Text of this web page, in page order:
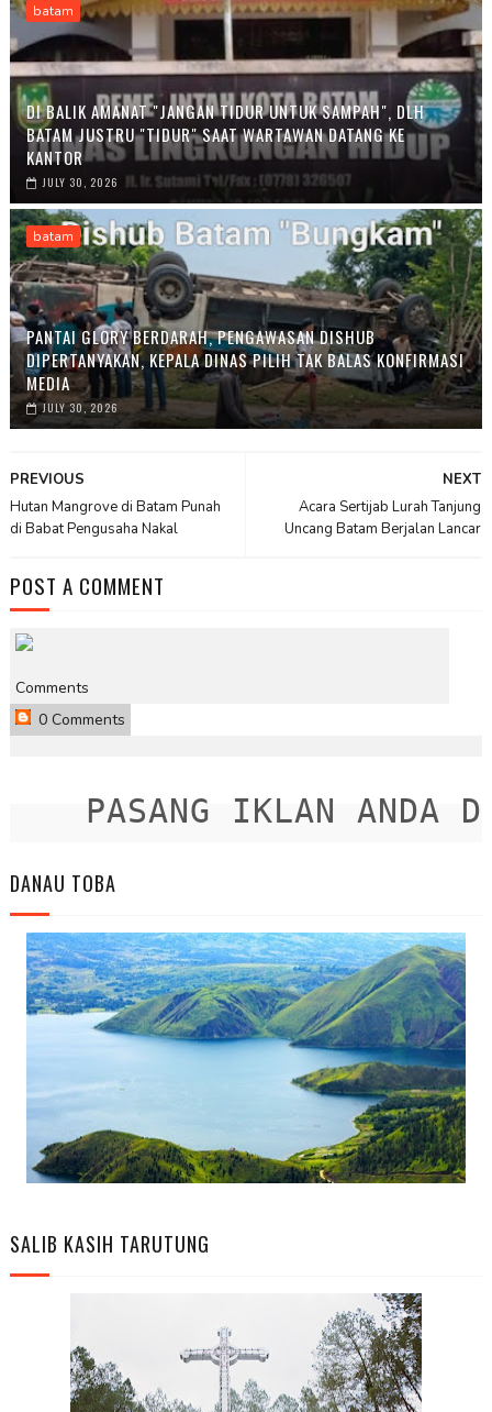
batam
DI BALIK AMANAT "JANGAN TIDUR UNTUK SAMPAH", DLH
BATAM JUSTRU "TIDUR" SAAT WARTAWAN DATANG KE
KANTOR
JULY 30, 2026
batam
PANTAI GLORY BERDARAH, PENGAWASAN DISHUB
DIPERTANYAKAN, KEPALA DINAS PILIH TAK BALAS KONFIRMASI
MEDIA
JULY 30, 2026
NEXT
Acara Sertijab Lurah Tanjung
Uncang Batam Berjalan Lancar
PREVIOUS
Hutan Mangrove di Batam Punah
di Babat Pengusaha Nakal
POST A COMMENT
Comments
0 Comments
PASANG IKLAN ANDA
DANAU TOBA
SALIB KASIH TARUTUNG